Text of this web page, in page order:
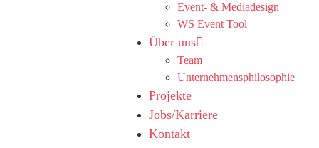
Event- & Mediadesign
WS Event Tool
Über uns
Team
Unternehmensphilosophie
Projekte
Jobs/Karriere
Kontakt